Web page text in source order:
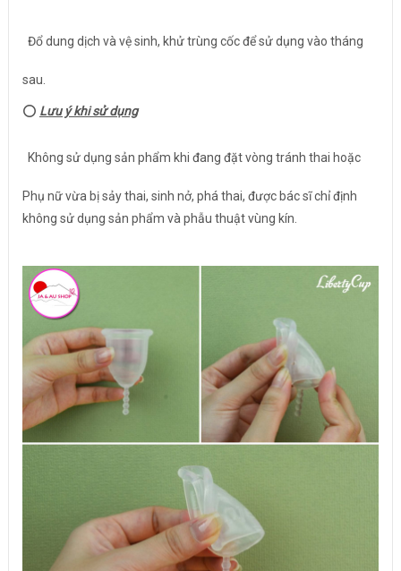
Đổ dung dịch và vệ sinh, khử trùng cốc để sử dụng vào tháng
sau.
⭕️ Lưu ý khi sử dụng
​​​​​​​ Không sử dụng sản phẩm khi đang đặt vòng tránh thai hoặc
Phụ nữ vừa bị sảy thai, sinh nở, phá thai, được bác sĩ chỉ định
không sử dụng sản phẩm và phẫu thuật vùng kín.